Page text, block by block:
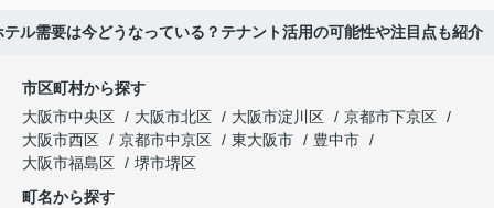
テル需要は今どうなっている？テナント活用の可能性や注目点も紹介
市区町村から探す
大阪市中央区
大阪市北区 大阪市淀川区
京都市下京区
大阪市西区
京都市中京区 東大阪市
豊中市
大阪市福島区
堺市堺区
町名から探す